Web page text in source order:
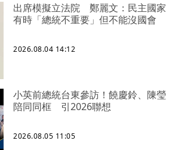
出席模擬立法院 鄭麗文：民主國家
有時「總統不重要」但不能沒國會
2026.08.04 14:12
小英前總統台東參訪！饒慶鈴、陳瑩
陪同同框 引2026聯想
2026.08.05 11:05